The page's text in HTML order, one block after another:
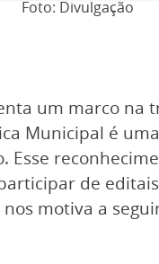
Foto: Divulgação
um marco na
Municipal é
Esse
de
motiva a